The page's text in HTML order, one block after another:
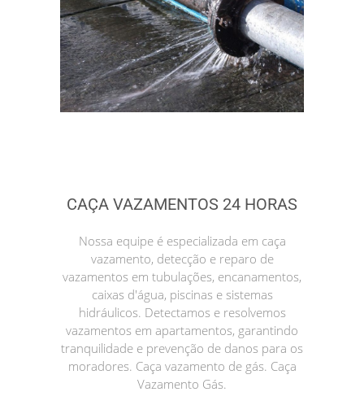
CAÇA VAZAMENTOS 24 HORAS
Nossa equipe é especializada em caça
vazamento, detecção e reparo de
vazamentos em tubulações, encanamentos,
caixas d'água, piscinas e sistemas
hidráulicos. Detectamos e resolvemos
vazamentos em apartamentos, garantindo
tranquilidade e prevenção de danos para os
moradores. Caça vazamento de gás. Caça
Vazamento Gás.